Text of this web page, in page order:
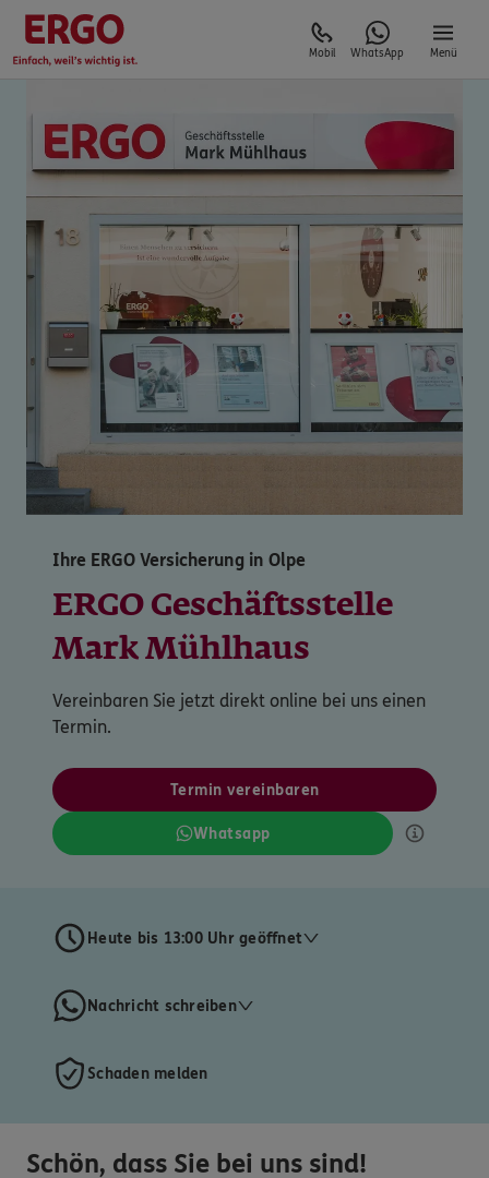
Mobil WhatsApp Menü
Ihre ERGO Versicherung in Olpe
ERGO Geschäftsstelle
Mark Mühlhaus
Vereinbaren Sie jetzt direkt online bei uns einen
Termin.
Termin vereinbaren
Whatsapp
Heute bis 13:00 Uhr geöffnet
Nachricht schreiben
Schaden melden
Schön, dass Sie bei uns sind!